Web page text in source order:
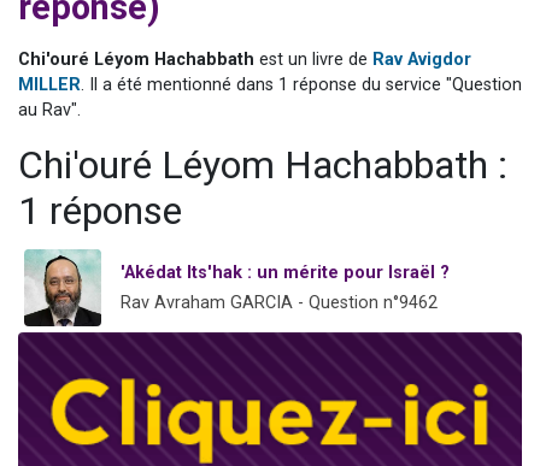
Ariel vient de donner son Maasser
Eva vient de donner son Maasser
Chi'ouré Léyom Hachabbath est un livre de Rav Avigdor
MILLER. Il a été mentionné dans 1 réponse du service "Question
au Rav".
Chi'ouré Léyom Hachabbath :
1 réponse
'Akédat Its'hak : un mérite pour Israël ?
Rav Avraham GARCIA - Question n°9462